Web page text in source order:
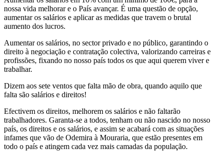
nossa vida melhorar e o País avançar. É uma questão de opção,
aumentar os salários e aplicar as medidas que travem o brutal
aumento dos lucros.
Aumentar os salários, no sector privado e no público, garantindo o
direito à negociação e contratação colectiva, valorizando carreiras e
profissões, fixando no nosso país todos os que aqui querem viver e
trabalhar.
Dizem aos sete ventos que falta mão de obra, quando aquilo que
falta são salários e direitos!
Efectivem os direitos, melhorem os salários e não faltarão
trabalhadores. Garanta-se a todos, tenham ou não nascido no nosso
país, os direitos e os salários, e assim se acabará com as situações
infames que vão de Odemira à Mouraria, que estão presentes em
todo o país e atingem cada vez mais camadas da população.